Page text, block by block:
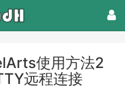
使用方法2
远程连接